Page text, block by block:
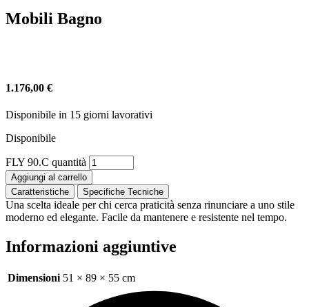
Mobili Bagno
1.176,00 €
Disponibile in 15 giorni lavorativi
Disponibile
FLY 90.C quantità
Aggiungi al carrello
Caratteristiche
Specifiche Tecniche
Una scelta ideale per chi cerca praticità senza rinunciare a uno stile
moderno ed elegante. Facile da mantenere e resistente nel tempo.
Informazioni aggiuntive
Dimensioni 51 × 89 × 55 cm